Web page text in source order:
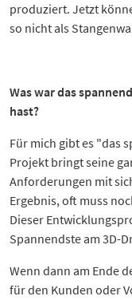
produziert. Jetzt
so nicht als
Was war das
hast?
Für mich gibt es "das
Projekt bringt seine
Anforderungen mit
Ergebnis, oft muss
Dieser
Spannendste am 3D-
Wenn dann am Ende
für den Kunden oder